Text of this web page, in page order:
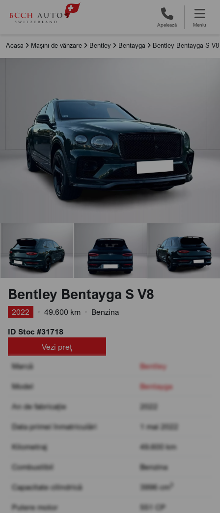
Apelează Meniu
Acasa Mașini de vânzare Bentley Bentayga Bentley Bentayga S V8
Bentley Bentayga S V8
2022 49.600 km
Benzina
ID Stoc #31718
Vezi preț
Marcă
Bentley
Model Bentayga
An de fabricație 2022
Data primei înmatriculări 1 mai 2022
Kilometraj 49.600 km
Combustibil Benzina
Capacitate cilindrică 3996 cm
Putere motor 551 CP